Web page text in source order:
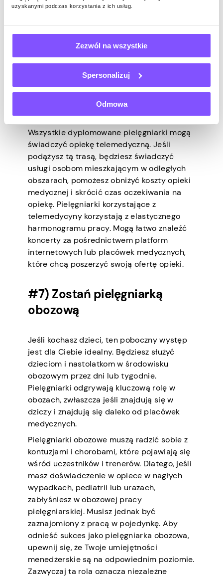
uzyskanymi podczas korzystania z ich usług.
Zezwól na wszystkie
Spersonalizuj
Odmowa
zdrowotnej, nawet jeśli mieszka w odległych
domu. Jako pielęgniarka telemedyczna
będziesz korzystać z telefonów lub platform
wideokonferencyjnych, aby ocenić potrzeby
Technologia to wspaniała rzecz. Obecnie
mamy aplikacje i cyfrowe narzędzia
zdrowotne łatwo dostępne za
pośrednictwem urządzeń mobilnych.
Wszystkie dyplomowane pielęgniarki mogą
świadczyć opiekę telemedyczną. Jeśli
podążysz tą trasą, będziesz świadczyć
usługi osobom mieszkającym w odległych
obszarach, pomożesz obniżyć koszty opieki
medycznej i skrócić czas oczekiwania na
opiekę. Pielęgniarki korzystające z
telemedycyny korzystają z elastycznego
harmonogramu pracy. Mogą łatwo znaleźć
koncerty za pośrednictwem platform
internetowych lub placówek medycznych,
które chcą poszerzyć swoją ofertę opieki.
#7) Zostań pielęgniarką
obozową
Jeśli kochasz dzieci, ten poboczny występ
jest dla Ciebie idealny. Będziesz służyć
dzieciom i nastolatkom w środowisku
obozowym przez dni lub tygodnie.
Pielęgniarki odgrywają kluczową rolę w
obozach, zwłaszcza jeśli znajdują się w
dziczy i znajdują się daleko od placówek
medycznych.
Pielęgniarki obozowe muszą radzić sobie z
kontuzjami i chorobami, które pojawiają się
wśród uczestników i trenerów. Dlatego, jeśli
masz doświadczenie w opiece w nagłych
wypadkach, pediatrii lub urazach,
zabłyśniesz w obozowej pracy
pielęgniarskiej. Musisz jednak być
zaznajomiony z pracą w pojedynkę. Aby
odnieść sukces jako pielęgniarka obozowa,
upewnij się, że Twoje umiejętności
menedżerskie są na odpowiednim poziomie.
Zazwyczaj ta rola oznacza niezależne